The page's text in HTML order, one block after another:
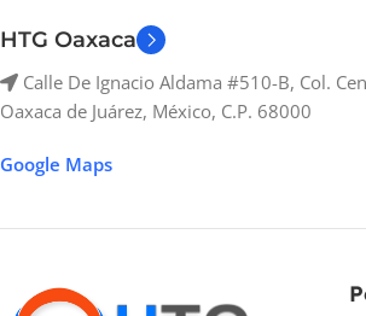
HTG Oaxaca
Calle De Ignacio Aldama #510-B, Col.
Oaxaca de Juárez, México, C.P. 68000
Google Maps